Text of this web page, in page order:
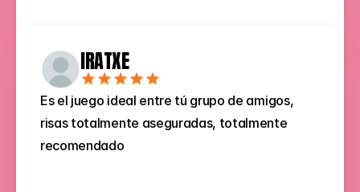
IRATXE
Es el juego ideal entre tú grupo de amigos,
risas totalmente aseguradas, totalmente
recomendado